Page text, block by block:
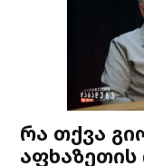
რა თქვა
აფხაზეთის